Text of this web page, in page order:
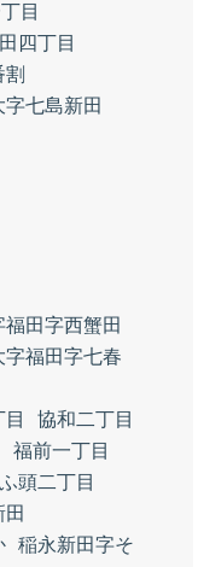
目
四丁目
七島新田
田字西蟹田
字福田字七春
協和二丁目
福前一丁目
頭二丁目
稲永新田字そ